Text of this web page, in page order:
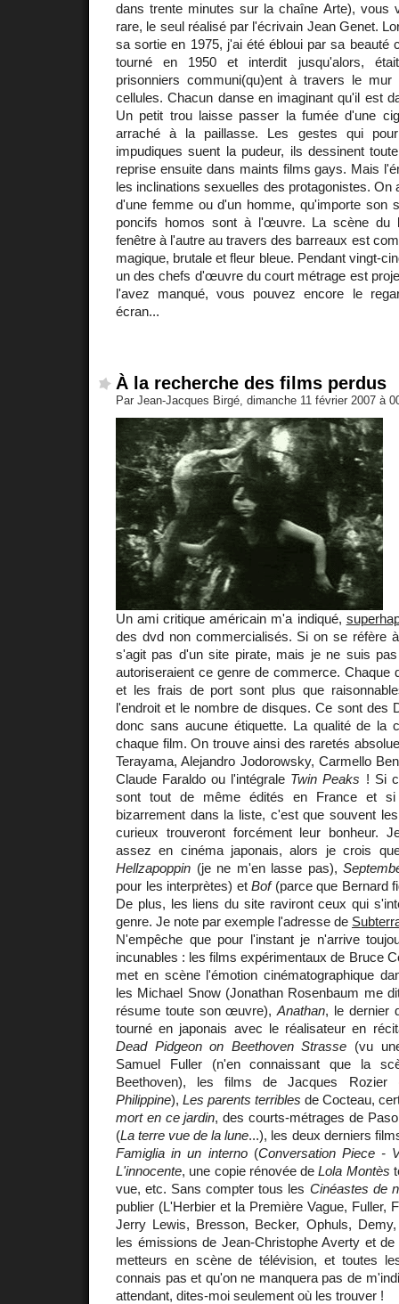
dans trente minutes sur la chaîne Arte), vous
rare, le seul réalisé par l'écrivain Jean Genet.
sa sortie en 1975, j'ai été ébloui par sa beauté
tourné en 1950 et interdit jusqu'alors,
prisonniers communi(qu)ent à travers le
cellules. Chacun danse en imaginant qu'il est
Un petit trou laisse passer la fumée d'une
arraché à la paillasse. Les gestes qui
impudiques suent la pudeur, ils dessinent
reprise ensuite dans maints films gays. Mais
les inclinations sexuelles des protagonistes. On
d'une femme ou d'un homme, qu'importe son
poncifs homos sont à l'œuvre. La scène du
fenêtre à l'autre au travers des barreaux est
magique, brutale et fleur bleue. Pendant vingt-
un des chefs d'œuvre du court métrage est
l'avez manqué, vous pouvez encore le
écran...
À la recherche des films perdus
Par Jean-Jacques Birgé, dimanche 11 février 2007 à
Un ami critique américain m'a indiqué,
des dvd non commercialisés. Si on se réfère
s'agit pas d'un site pirate, mais je ne suis
autoriseraient ce genre de commerce. Chaque
et les frais de port sont plus que
l'endroit et le nombre de disques. Ce sont des
donc sans aucune étiquette. La qualité de la
chaque film. On trouve ainsi des raretés
Terayama, Alejandro Jodorowsky, Carmello
Claude Faraldo ou l'intégrale Twin Peaks ! Si
sont tout de même édités en France et si
bizarrement dans la liste, c'est que souvent
curieux trouveront forcément leur bonheur.
assez en cinéma japonais, alors je crois
Hellzapoppin (je ne m'en lasse pas),
pour les interprètes) etBof(parce que Bernard
De plus, les liens du site raviront ceux qui
genre. Je note par exemple l'adresse de
N'empêche que pour l'instant je n'arrive
incunables : les films expérimentaux de Bruce
met en scène l'émotion cinématographique
les Michael Snow (Jonathan Rosenbaum me
résume toute son œuvre),Anathan, le dernier
tourné en japonais avec le réalisateur en
Dead Pidgeon on Beethoven Strasse (vu
Samuel Fuller (n'en connaissant que la
Beethoven), les films de Jacques
Philippine), Les parents terribles de Cocteau,
mort en ce jardin, des courts-métrages de
(La terre vue de la lune...), les deux derniers
Famiglia in un interno(Conversation Piece -
L'innocente, une copie rénovée deLola Montès
vue, etc. Sans compter tous les Cinéastes de
publier (L'Herbier et la Première Vague, Fuller,
Jerry Lewis, Bresson, Becker, Ophuls, Demy,
les émissions de Jean-Christophe Averty et
metteurs en scène de télévision, et toutes
connais pas et qu'on ne manquera pas de
attendant, dites-moi seulement où les trouver !